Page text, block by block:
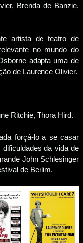
Brenda de Banzie,
artista de teatro de
no mundo do
adapta uma de
de Laurence Olivier.
Ritchie, Thora Hird.
forçá-lo a se casar
da vida de
John Schlesinger
de Berlim.